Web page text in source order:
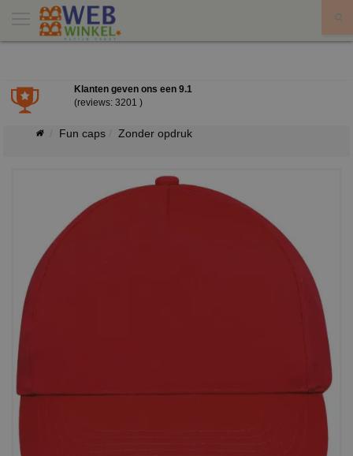
Klanten geven ons een 9.1
(reviews: 3201 )
Fun caps Zonder opdruk